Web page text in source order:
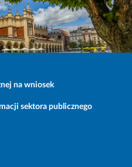
na wniosek
sektora publicznego